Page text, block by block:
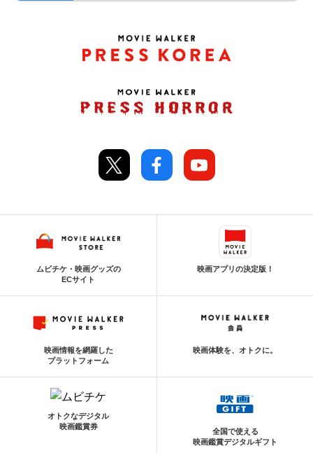
ムビチケ・映画グッズの
ECサイト
映画アプリの決定版！
映画情報を網羅した
プラットフォーム
映画体験を、オトクに。
オトクなデジタル
映画鑑賞券
全国で使える
映画鑑賞デジタルギフト